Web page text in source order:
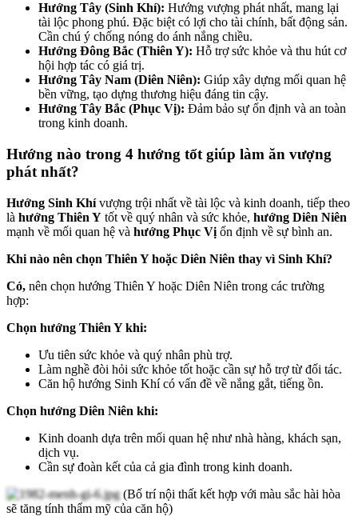
Hướng Tây (Sinh Khí): Hướng vượng phát nhất, mang lại
tài lộc phong phú. Đặc biệt có lợi cho tài chính, bất động sản.
Cần chú ý chống nóng do ánh nắng chiều.
Hướng Đông Bắc (Thiên Y): Hỗ trợ sức khỏe và thu hút cơ
hội hợp tác có giá trị.
Hướng Tây Nam (Diên Niên): Giúp xây dựng mối quan hệ
bền vững, tạo dựng thương hiệu đáng tin cậy.
Hướng Tây Bắc (Phục Vị): Đảm bảo sự ổn định và an toàn
trong kinh doanh.
Hướng nào trong 4 hướng tốt giúp làm ăn vượng
phát nhất?
Hướng Sinh Khívượng trội nhất về tài lộc và kinh doanh, tiếp theo
là hướng Thiên Y tốt về quý nhân và sức khỏe, hướng Diên Niên
mạnh về mối quan hệ và hướng Phục Vị ổn định về sự bình an.
Khi nào nên chọn Thiên Y hoặc Diên Niên thay vì Sinh Khí?
Có, nên chọn hướng Thiên Y hoặc Diên Niên trong các trường
hợp:
Chọn hướng Thiên Y khi:
Ưu tiên sức khỏe và quý nhân phù trợ.
Làm nghề đòi hỏi sức khỏe tốt hoặc cần sự hỗ trợ từ đối tác.
Căn hộ hướng Sinh Khí có vấn đề về nắng gắt, tiếng ồn.
Chọn hướng Diên Niên khi:
Kinh doanh dựa trên mối quan hệ như nhà hàng, khách sạn,
dịch vụ.
Cần sự đoàn kết của cả gia đình trong kinh doanh.
(Bố trí nội thất kết hợp với màu sắc hài hòa
sẽ tăng tính thẩm mỹ của căn hộ)